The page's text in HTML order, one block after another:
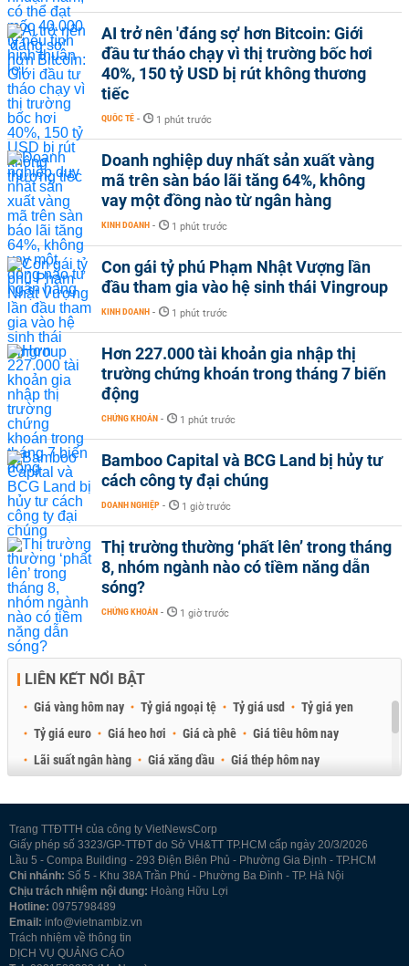
AI trở nên 'đáng sợ' hơn Bitcoin: Giới
đầu tư tháo chạy vì thị trường bốc hơi
40%, 150 tỷ USD bị rút không thương
tiếc
QUỐC TẾ - 1 phút trước
Doanh nghiệp duy nhất sản xuất vàng
mã trên sàn báo lãi tăng 64%, không
vay một đồng nào từ ngân hàng
KINH DOANH - 1 phút trước
Con gái tỷ phú Phạm Nhật Vượng lần
đầu tham gia vào hệ sinh thái Vingroup
KINH DOANH - 1 phút trước
Hơn 227.000 tài khoản gia nhập thị
trường chứng khoán trong tháng 7 biến
động
CHỨNG KHOÁN - 1 phút trước
Bamboo Capital và BCG Land bị hủy tư
cách công ty đại chúng
DOANH NGHIỆP - 1 giờ trước
Thị trường thường ‘phất lên’ trong tháng
8, nhóm ngành nào có tiềm năng dẫn
sóng?
CHỨNG KHOÁN - 1 giờ trước
LIÊN KẾT NỔI BẬT
Giá vàng hôm nay Tỷ giá ngoại tệ Tỷ giá usd
Tỷ giá yen
Tỷ giá euro
Giá heo hơi Giá cà phê
Giá tiêu hôm nay
Lãi suất ngân hàng
Giá xăng dầu
Giá thép hôm nay
Trang TTĐTTH của công ty VietNewsCorp
Giấy phép số 3323/GP-TTĐT do Sở VH&TT TP.HCM cấp ngày 20/3/2026
Lầu 5 - Compa Building - 293 Điện Biên Phủ - Phường Gia Định - TP.HCM
Chi nhánh: Số 5 - Khu 38A Trần Phú - Phường Ba Đình - TP. Hà Nội
Chịu trách nhiệm nội dung: Hoàng Hữu Lợi
Hotline: 0975798489
Email: info@vietnambiz.vn
Trách nhiệm về thông tin
DỊCH VỤ QUẢNG CÁO